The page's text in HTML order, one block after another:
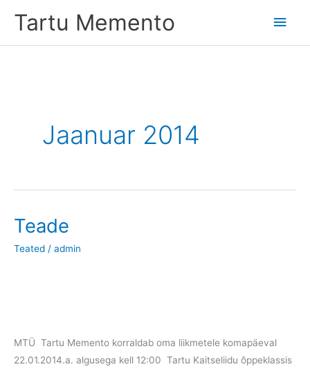
Tartu Memento
Main
Jaanuar 2014
Teade
Teated / admin
MTÜ Tartu Memento korraldab oma liikmetele komapäeval
22.01.2014.a. algusega kell 12:00 Tartu Kaitseliidu õppeklassis